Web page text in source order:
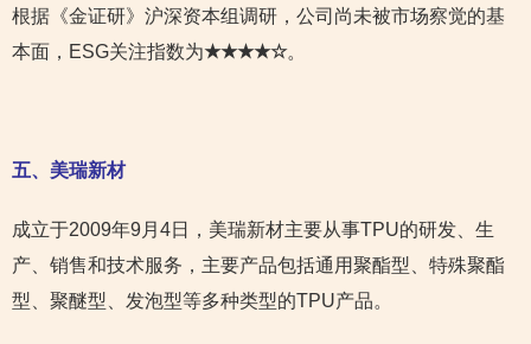
根据《金证研》沪深资本组调研，公司尚未被市场察觉的基
本面，ESG关注指数为★★★★☆。
五、美瑞新材
成立于2009年9月4日，美瑞新材主要从事TPU的研发、生
产、销售和技术服务，主要产品包括通用聚酯型、特殊聚酯
型、聚醚型、发泡型等多种类型的TPU产品。